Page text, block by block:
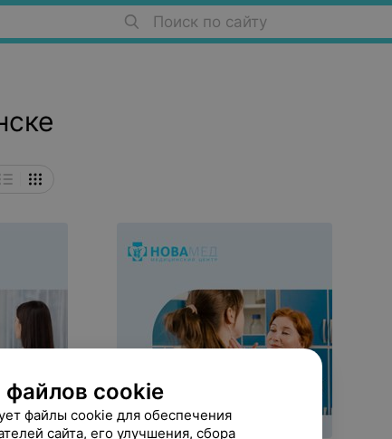
Поиск по сайту
файлов cookie
файлы cookie для обеспечения
сайта, его улучшения, сбора